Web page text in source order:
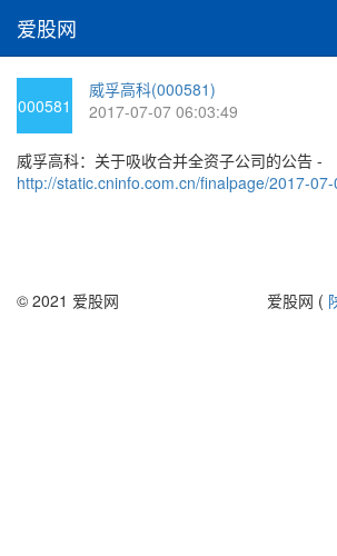
爱股网
000581
威孚高科(000581)
2017-07-07 06:03:49
威孚高科：关于吸收合并全资子公司的公告 -
http://static.cninfo.com.cn/finalpage/2017-
© 2021 爱股网 爱股网 (